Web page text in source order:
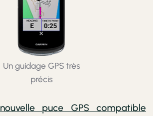
Un guidage GPS très
précis
nouvelle puce GPS compatible